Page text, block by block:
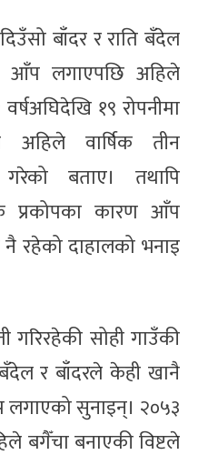
बाँदर र राति बँदेल
आँप लगाएपछि अहिले
१९ रोपनीमा
वार्षिक तीन
बताए। तथापि
प्रकोपका कारण आँप
रहेको दाहालको भनाइ
गरिरहेकी सोही गाउँकी
बँदेल र बाँदरले केही खानै
सुनाइन्। २०५३
बगैँचा बनाएकी विष्टले